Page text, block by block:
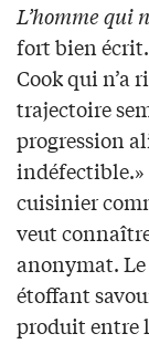
L’homme qui
fort bien
Cook qui n’a
trajectoire
progression
indéfectible.»
cuisinier
veut
anonymat.
étoffant
produit entre